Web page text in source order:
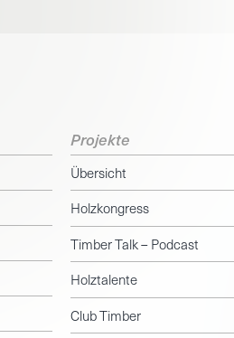
Projekte
Übersicht
Holzkongress
Timber Talk – Podcast
Holztalente
Club Timber